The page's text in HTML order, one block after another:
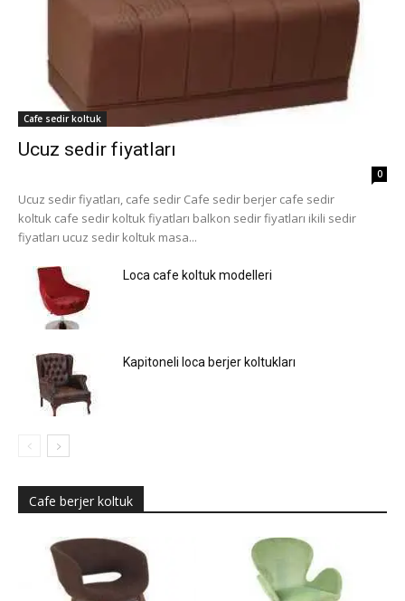
Cafe sedir koltuk
Ucuz sedir fiyatları
0
Ucuz sedir fiyatları, cafe sedir Cafe sedir berjer cafe sedir
koltuk cafe sedir koltuk fiyatları balkon sedir fiyatları ikili sedir
fiyatları ucuz sedir koltuk masa...
Loca cafe koltuk modelleri
Kapitoneli loca berjer koltukları
Cafe berjer koltuk